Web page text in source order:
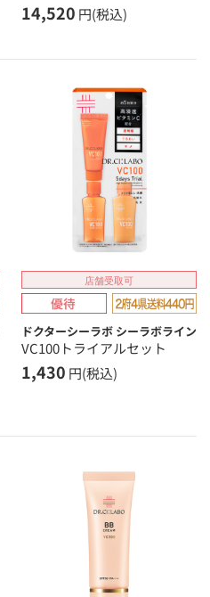
14,520 円(税込)
店舗受取可
ドクターシーラボ シーラボライン
VC100トライアルセット
1,430 円(税込)